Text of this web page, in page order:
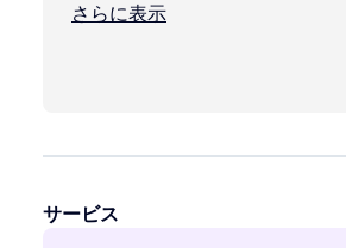
さらに表示
サービス